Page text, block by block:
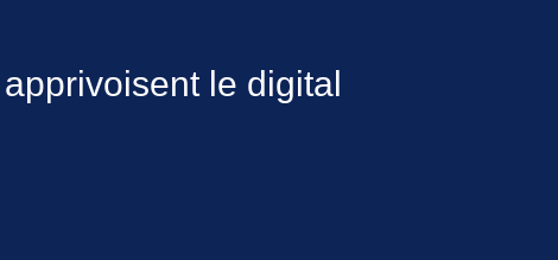
le digital